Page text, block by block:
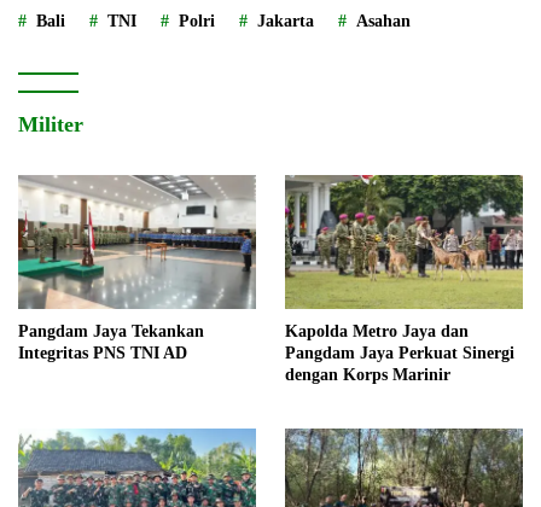
Bali TNI Polri Jakarta Asahan
Militer
Pangdam Jaya Tekankan
Integritas PNS TNI AD
Kapolda Metro Jaya dan
Pangdam Jaya Perkuat Sinergi
dengan Korps Marinir